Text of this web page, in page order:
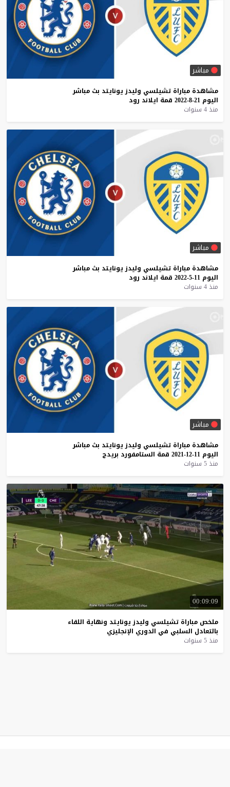
مباشر
مشاهدة مباراة تشيلسي وليدز يونايتد بث مباشر
اليوم 21-8-2022 قمة ايلاند رود
منذ 4 سنوات
مباشر
مشاهدة مباراة تشيلسي وليدز يونايتد بث مباشر
اليوم 11-5-2022 قمة ايلاند رود
منذ 4 سنوات
مباشر
مشاهدة مباراة تشيلسي وليدز يونايتد بث مباشر
اليوم 11-12-2021 قمة الستامفورد بريدج
منذ 5 سنوات
00:09:09
ملخص مباراة تشيلسي وليدز يونايتد ونهاية اللقاء
بالتعادل السلبي في الدوري الإنجليزي
منذ 5 سنوات